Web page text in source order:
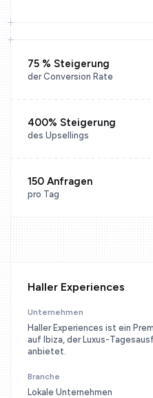
75 % Steigerung
der Conversion Rate
400% Steigerung
des Upsellings
150 Anfragen
pro Tag
Haller Experiences
Unternehmen
Haller Experiences ist ein
auf Ibiza, der Luxus-
anbietet.
Branche
Lokale Unternehmen